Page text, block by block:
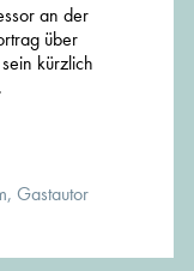
an der
über
kürzlich
Gastautor